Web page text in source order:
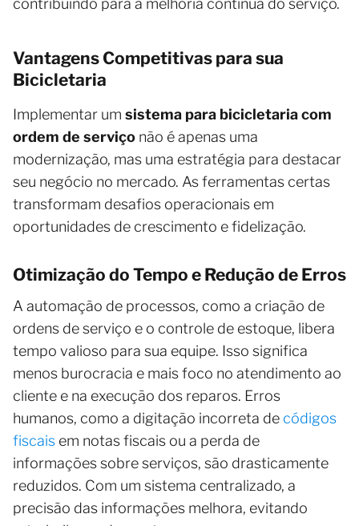
Vantagens Competitivas para sua
Bicicletaria
Implementar um sistema para bicicletaria com
ordem de serviço não é apenas uma
modernização, mas uma estratégia para destacar
seu negócio no mercado. As ferramentas certas
transformam desafios operacionais em
oportunidades de crescimento e fidelização.
Otimização do Tempo e Redução de Erros
A automação de processos, como a criação de
ordens de serviço e o controle de estoque, libera
tempo valioso para sua equipe. Isso significa
menos burocracia e mais foco no atendimento ao
cliente e na execução dos reparos. Erros
humanos, como a digitação incorreta de códigos
fiscais em notas fiscais ou a perda de
informações sobre serviços, são drasticamente
reduzidos. Com um sistema centralizado, a
precisão das informações melhora, evitando